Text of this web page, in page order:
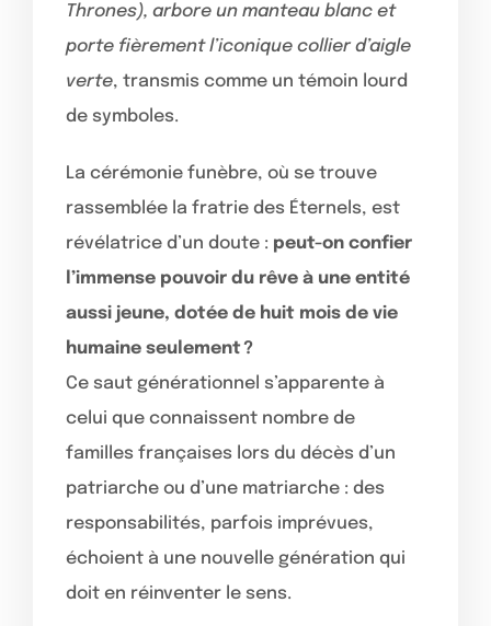
Thrones), arbore un manteau blanc et
porte fièrement l’iconique collier d’aigle
verte, transmis comme un témoin lourd
de symboles.
La cérémonie funèbre, où se trouve
rassemblée la fratrie des Éternels, est
révélatrice d’un doute : peut-on confier
l’immense pouvoir du rêve à une entité
aussi jeune, dotée de huit mois de vie
humaine seulement ?
Ce saut générationnel s’apparente à
celui que connaissent nombre de
familles françaises lors du décès d’un
patriarche ou d’une matriarche : des
responsabilités, parfois imprévues,
échoient à une nouvelle génération qui
doit en réinventer le sens.